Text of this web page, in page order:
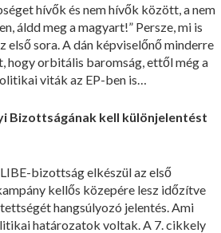
hívők és nem hívők között, a nem
áldd meg a magyart!” Persze, mi is
első sora. A dán képviselőnő minderre
hogy orbitális baromság, ettől még a
viták az EP-ben is…
Bizottságának kell különjelentést
bizottság elkészül az első
kellős közepére lesz időzítve
hangsúlyozó jelentés. Ami
határozatok voltak. A 7. cikkely